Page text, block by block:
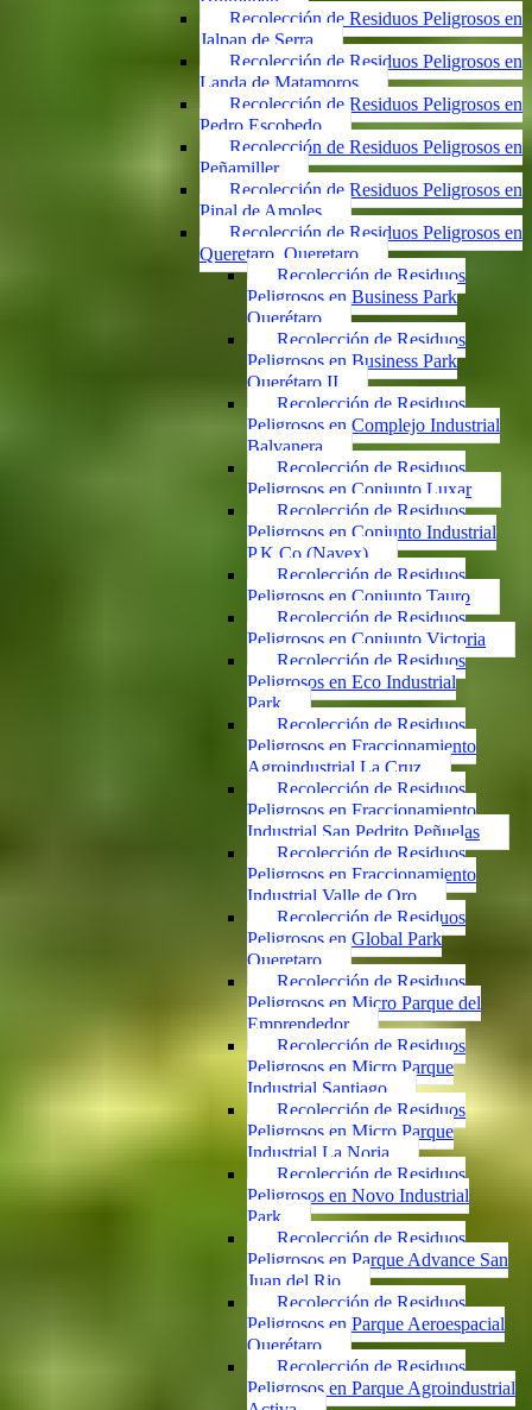
Recolección de Residuos Peligrosos en
Jalpan de Serra
Recolección de Residuos Peligrosos en
Landa de Matamoros
Recolección de Residuos Peligrosos en
Pedro Escobedo
Recolección de Residuos Peligrosos en
Peñamiller
Recolección de Residuos Peligrosos en
Pinal de Amoles
Recolección de Residuos Peligrosos en
Queretaro, Queretaro
Recolección de Residuos
Peligrosos en Business Park
Querétaro
Recolección de Residuos
Peligrosos en Business Park
Querétaro II
Recolección de Residuos
Peligrosos en Complejo Industrial
Balvanera
Recolección de Residuos
Peligrosos en Conjunto Luxar
Recolección de Residuos
Peligrosos en Conjunto Industrial
P.K.Co (Navex)
Recolección de Residuos
Peligrosos en Conjunto Tauro
Recolección de Residuos
Peligrosos en Conjunto Victoria
Recolección de Residuos
Peligrosos en Eco Industrial
Park
Recolección de Residuos
Peligrosos en Fraccionamiento
Agroindustrial La Cruz
Recolección de Residuos
Peligrosos en Fraccionamiento
Industrial San Pedrito Peñuelas
Recolección de Residuos
Peligrosos en Fraccionamiento
Industrial Valle de Oro
Recolección de Residuos
Peligrosos en Global Park
Queretaro
Recolección de Residuos
Peligrosos en Micro Parque del
Emprendedor
Recolección de Residuos
Peligrosos en Micro Parque
Industrial Santiago
Recolección de Residuos
Peligrosos en Micro Parque
Industrial La Noria
Recolección de Residuos
Peligrosos en Novo Industrial
Park
Recolección de Residuos
Peligrosos en Parque Advance San
Juan del Rio
Recolección de Residuos
Peligrosos en Parque Aeroespacial
Querétaro
Recolección de Residuos
Peligrosos en Parque Agroindustrial